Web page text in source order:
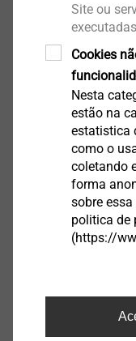
Site ou
Cookies
Nesta
estão na
estatistica
como o
coletando
forma
sobre
politica de
(https://